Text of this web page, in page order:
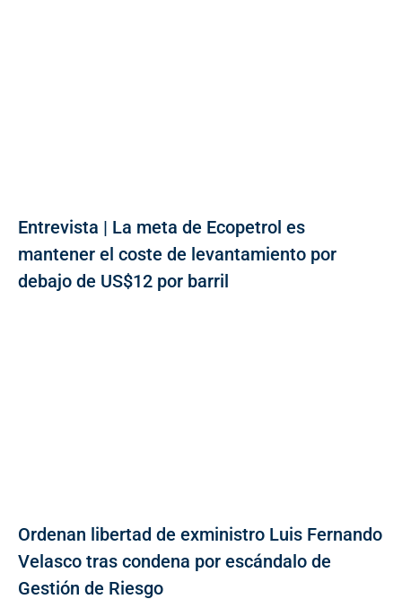
Entrevista | La meta de Ecopetrol es
mantener el coste de levantamiento por
debajo de US$12 por barril
Ordenan libertad de exministro Luis Fernando
Velasco tras condena por escándalo de
Gestión de Riesgo